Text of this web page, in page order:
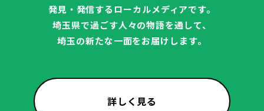
発見・発信するローカルメディアです。
埼玉県で過ごす人々の物語を通して、
埼玉の新たな一面をお届けします。
詳しく見る